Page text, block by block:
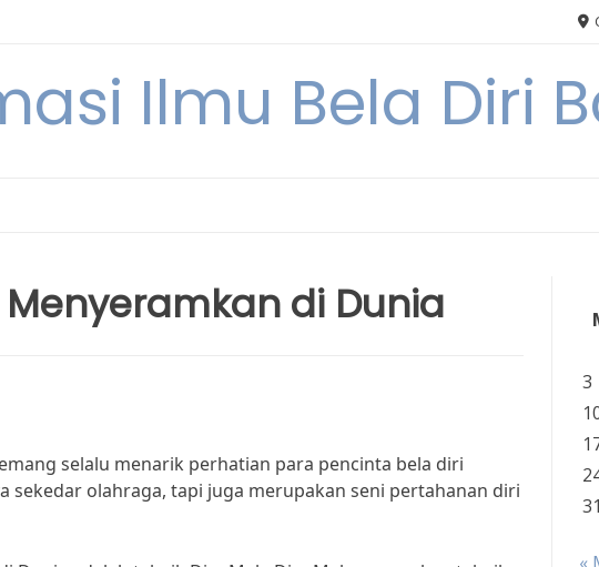
Ilmu Bela Diri
di Dunia
selalu menarik perhatian para pencinta bela diri
sekedar olahraga, tapi juga merupakan seni pertahanan diri
3
31